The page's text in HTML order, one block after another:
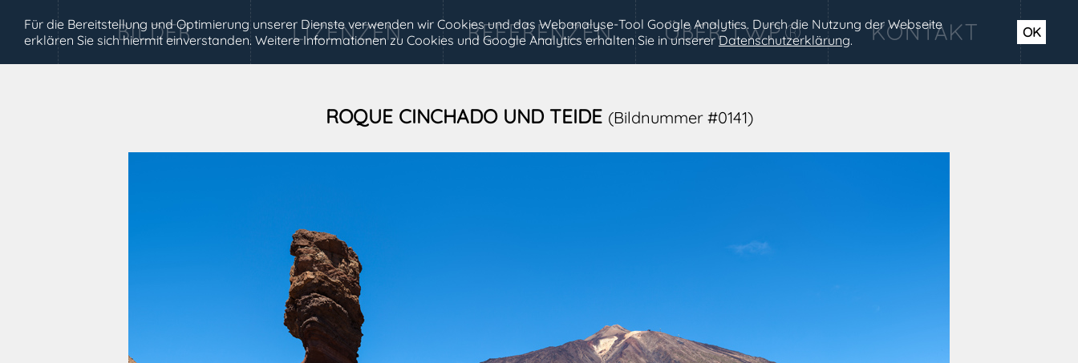
ROQUE CINCHADO UND TEIDE (Bildnummer #0141)
Für die Bereitstellung und Optimierung unserer Dienste verwenden wir Cookies und das Webanalyse-Tool Google Analytics. Durch die Nutzung der Webseite
erklären Sie sich hiermit einverstanden. Weitere Informationen zu Cookies und Google Analytics erhalten Sie in unsererDatenschutzerklärung. OK